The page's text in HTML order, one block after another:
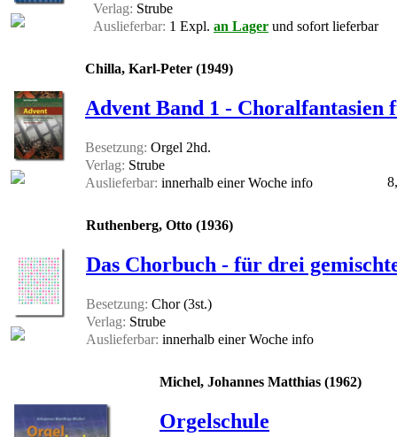
Verlag: Strube
Auslieferbar: 1 Expl. an Lager und sofort lieferbar
Chilla, Karl-Peter (1949)
Advent Band 1 - Choralfantasien
Besetzung: Orgel 2hd.
Verlag: Strube
Auslieferbar: innerhalb einer Woche info
Ruthenberg, Otto (1936)
Das Chorbuch - für drei
Besetzung: Chor (3st.)
Verlag: Strube
Auslieferbar: innerhalb einer Woche info
Michel, Johannes Matthias (1962)
Orgelschule